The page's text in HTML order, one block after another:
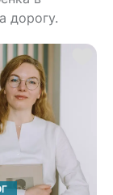
дорогу.